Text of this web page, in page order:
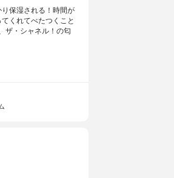
保湿される！時間が
くれてべたつくこと
ザ・シャネル！の匂